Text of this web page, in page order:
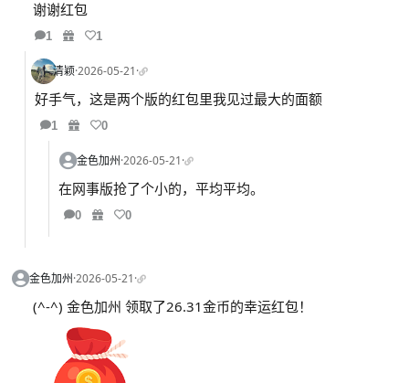
谢谢红包
1 1
清颖·2026-05-21·
好手气，这是两个版的红包里我见过最大的面额
1 0
金色加州·2026-05-21·
在网事版抢了个小的，平均平均。
0 0
金色加州·2026-05-21·
(^-^) 金色加州 领取了26.31金币的幸运红包！